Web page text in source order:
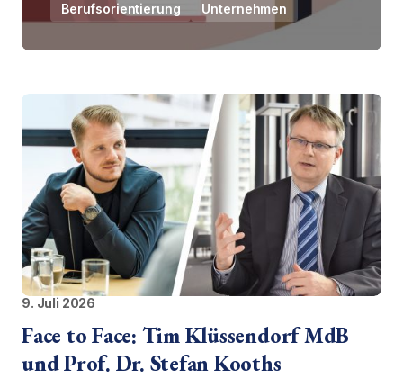
Berufsorientierung Unternehmen
9. Juli 2026
Face to Face: Tim Klüssendorf MdB
und Prof. Dr. Stefan Kooths